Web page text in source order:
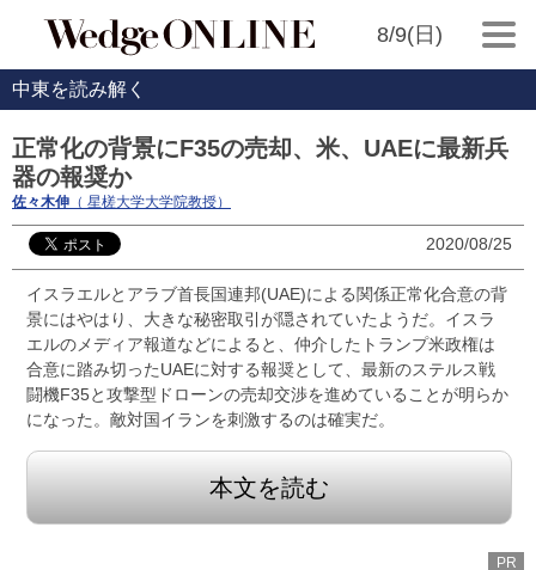
8/9(日)
中東を読み解く
正常化の背景にF35の売却、米、UAEに最新兵
器の報奨か
佐々木伸 （ 星槎大学大学院教授）
2020/08/25
イスラエルとアラブ首長国連邦(UAE)による関係正常化合意の背
景にはやはり、大きな秘密取引が隠されていたようだ。イスラ
エルのメディア報道などによると、仲介したトランプ米政権は
合意に踏み切ったUAEに対する報奨として、最新のステルス戦
闘機F35と攻撃型ドローンの売却交渉を進めていることが明らか
になった。敵対国イランを刺激するのは確実だ。
本文を読む
PR